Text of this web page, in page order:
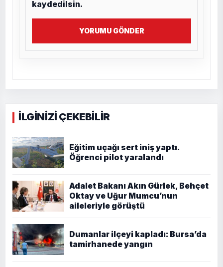
kaydedilsin.
YORUMU GÖNDER
İLGİNİZİ ÇEKEBİLİR
Eğitim uçağı sert iniş yaptı.
Öğrenci pilot yaralandı
Adalet Bakanı Akın Gürlek, Behçet
Oktay ve Uğur Mumcu’nun
aileleriyle görüştü
Dumanlar ilçeyi kapladı: Bursa’da
tamirhanede yangın